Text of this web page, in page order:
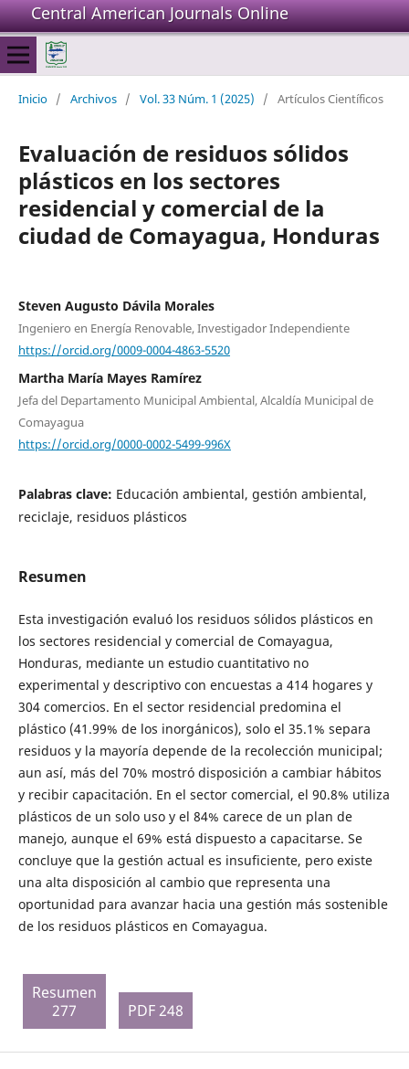
Central American Journals Online
Inicio / Archivos / Vol. 33 Núm. 1 (2025) / Artículos Científicos
Evaluación de residuos sólidos
plásticos en los sectores
residencial y comercial de la
ciudad de Comayagua, Honduras
Steven Augusto Dávila Morales
Ingeniero en Energía Renovable, Investigador Independiente
https://orcid.org/0009-0004-4863-5520
Martha María Mayes Ramírez
Jefa del Departamento Municipal Ambiental, Alcaldía Municipal de
Comayagua
https://orcid.org/0000-0002-5499-996X
Palabras clave: Educación ambiental, gestión ambiental,
reciclaje, residuos plásticos
Resumen
Esta investigación evaluó los residuos sólidos plásticos en
los sectores residencial y comercial de Comayagua,
Honduras, mediante un estudio cuantitativo no
experimental y descriptivo con encuestas a 414 hogares y
304 comercios. En el sector residencial predomina el
plástico (41.99% de los inorgánicos), solo el 35.1% separa
residuos y la mayoría depende de la recolección municipal;
aun así, más del 70% mostró disposición a cambiar hábitos
y recibir capacitación. En el sector comercial, el 90.8% utiliza
plásticos de un solo uso y el 84% carece de un plan de
manejo, aunque el 69% está dispuesto a capacitarse. Se
concluye que la gestión actual es insuficiente, pero existe
una alta disposición al cambio que representa una
oportunidad para avanzar hacia una gestión más sostenible
de los residuos plásticos en Comayagua.
Resumen
277
PDF 248